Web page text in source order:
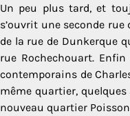
Un peu plus tard, et
s’ouvrit une seconde rue
de la rue de Dunkerque
rue Rochechouart.
contemporains de
même quartier,
nouveau quartier